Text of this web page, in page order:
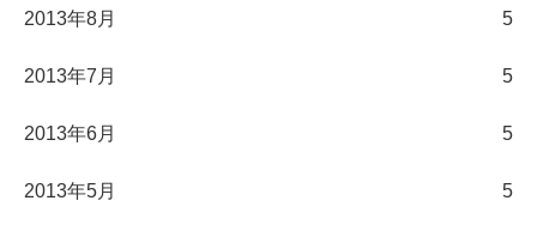
2013年8月 5
2013年7月 5
2013年6月 5
2013年5月 5